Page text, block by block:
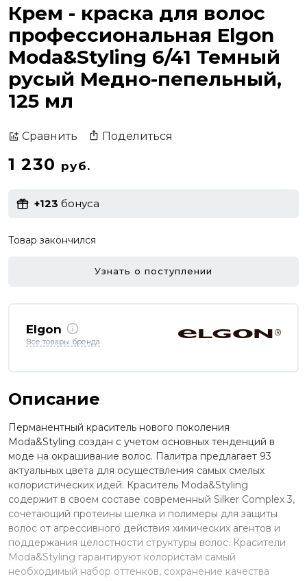
Крем - краска для волос
профессиональная Elgon
Moda&Styling 6/41 Темный
русый Медно-пепельный,
125 мл
Сравнить Поделиться
1 230 руб.
+123 бонуса
Товар закончился
Узнать о поступлении
Elgon
Все товары бренда
Описание
Перманентный краситель нового поколения
Moda&Styling создан с учетом основных тенденций в
моде на окрашивание волос. Палитра предлагает 93
актуальных цвета для осуществления самых смелых
колористических идей. Краситель Moda&Styling
содержит в своем составе современный Silker Complex 3,
сочетающий протеины шелка и полимеры для защиты
волос от агрессивного действия химических агентов и
поддержания целостности структуры волос. Красители
Moda&Styling гарантируют колористам самый
необходимый набор оттенков, сохранение качества